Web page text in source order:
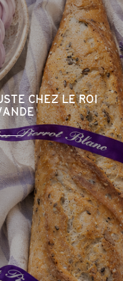
CHEZ LE ROI